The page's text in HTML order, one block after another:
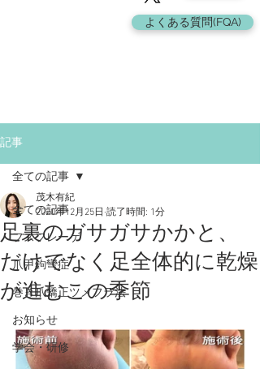
よくある質問(FQA)
記事
全ての記事
フスフレーゲ
爪甲鉤彎症
巻き爪矯正ツメフラ法
お知らせ
学会・研修
全ての記事
足裏のガサガサかかと、
だけでなく足全体的に乾燥
が進むこの季節
茂木有紀
2020年12月25日 読了時間: 1分